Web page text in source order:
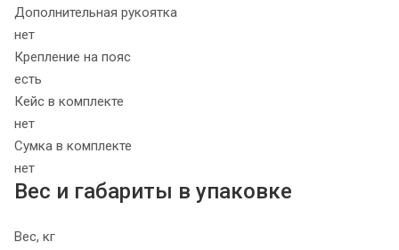
Дополнительная рукоятка
нет
Крепление на пояс
есть
Кейс в комплекте
нет
Сумка в комплекте
нет
Вес и габариты в упаковке
Вес, кг